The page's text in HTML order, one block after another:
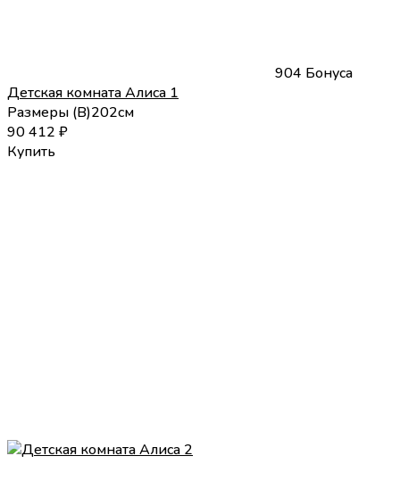
904 Бонуса
Детская комната Алиса 1
Размеры (В)202см
90 412 ₽
Купить